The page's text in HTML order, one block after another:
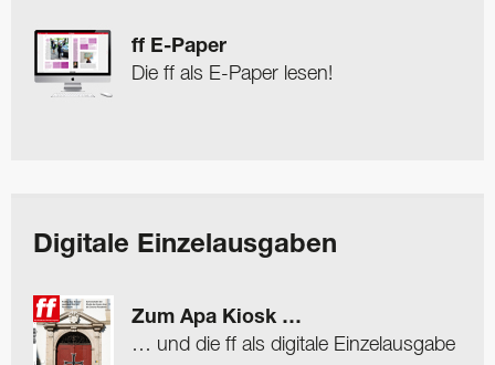
ff E-Paper
Die ff als E-Paper lesen!
Digitale Einzelausgaben
Zum Apa Kiosk …
… und die ff als digitale Einzelausgabe